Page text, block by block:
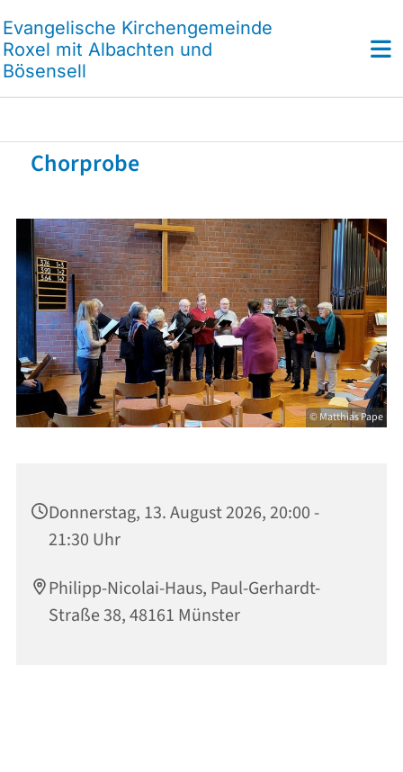
Evangelische Kirchengemeinde
Roxel mit Albachten und
Bösensell
Chorprobe
© Matthias Pape
Donnerstag, 13. August 2026, 20:00 -
21:30 Uhr
Philipp-Nicolai-Haus, Paul-Gerhardt-
Straße 38, 48161 Münster